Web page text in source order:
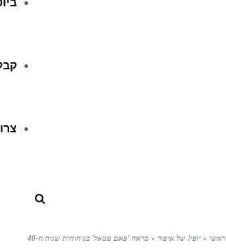
ראשי » יופי! של איפור » מראה 'פאם פטאל' בניחוחות שנות ה-40